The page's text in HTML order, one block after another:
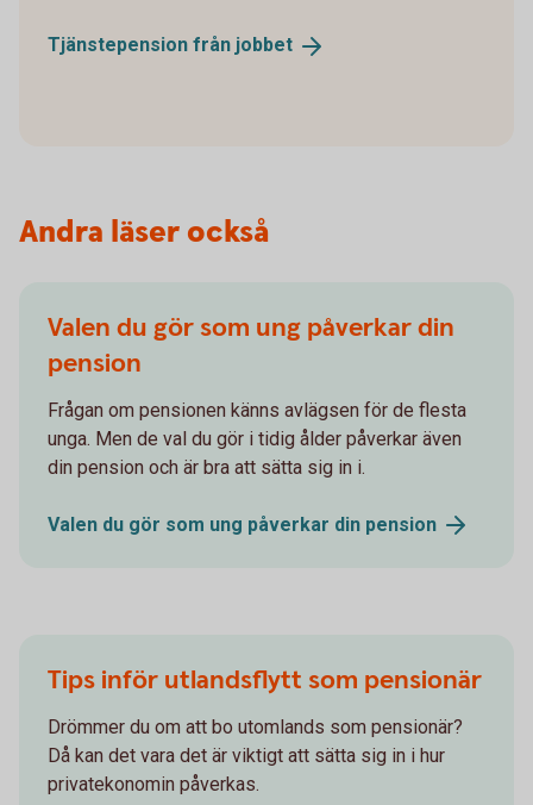
Tjänstepension från jobbet
Andra läser också
Valen du gör som ung påverkar din
pension
Frågan om pensionen känns avlägsen för de flesta
unga. Men de val du gör i tidig ålder påverkar även
din pension och är bra att sätta sig in i.
Valen du gör som ung påverkar din pension
Tips inför utlandsflytt som pensionär
Drömmer du om att bo utomlands som pensionär?
Då kan det vara det är viktigt att sätta sig in i hur
privatekonomin påverkas.